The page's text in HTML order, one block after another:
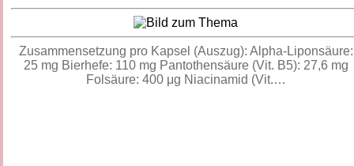
Zusammensetzung pro Kapsel (Auszug): Alpha-Liponsäure:
25 mg Bierhefe: 110 mg Pantothensäure (Vit. B5): 27,6 mg
Folsäure: 400 μg Niacinamid (Vit.…